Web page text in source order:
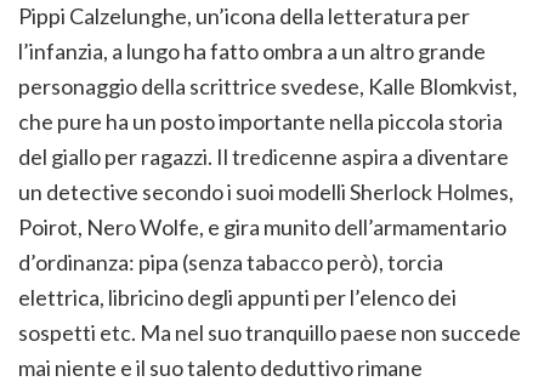
Pippi Calzelunghe, un’icona della letteratura per
l’infanzia, a lungo ha fatto ombra a un altro grande
personaggio della scrittrice svedese, Kalle Blomkvist,
che pure ha un posto importante nella piccola storia
del giallo per ragazzi. Il tredicenne aspira a diventare
un detective secondo i suoi modelli Sherlock Holmes,
Poirot, Nero Wolfe, e gira munito dell’armamentario
d’ordinanza: pipa (senza tabacco però), torcia
elettrica, libricino degli appunti per l’elenco dei
sospetti etc. Ma nel suo tranquillo paese non succede
mai niente e il suo talento deduttivo rimane